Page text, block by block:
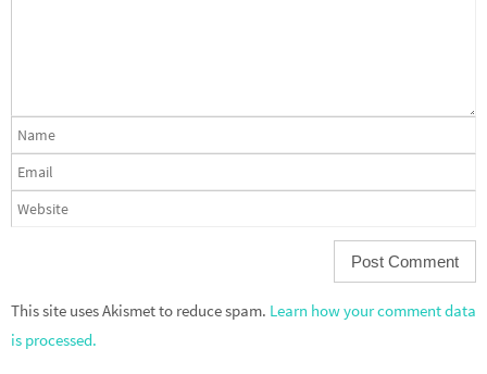
This site uses Akismet to reduce spam. Learn how your comment data
is processed.